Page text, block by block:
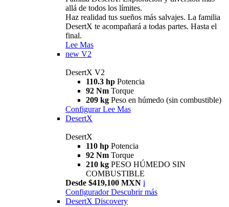
allá de todos los límites.
Haz realidad tus sueños más salvajes. La familia
DesertX te acompañará a todas partes. Hasta el
final.
Lee Mas
new V2
DesertX V2
110.3 hp Potencia
92 Nm Torque
209 kg Peso en húmedo (sin combustible)
Configurar Lee Mas
DesertX
DesertX
110 hp Potencia
92 Nm Torque
210 kg PESO HÚMEDO SIN
COMBUSTIBLE
Desde $419,100 MXN i
Configurador Descubrir más
DesertX Discovery